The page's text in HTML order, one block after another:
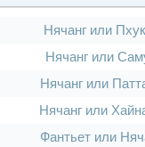
Нячанг или
Нячанг или
Нячанг или
Нячанг или
Фантьет или